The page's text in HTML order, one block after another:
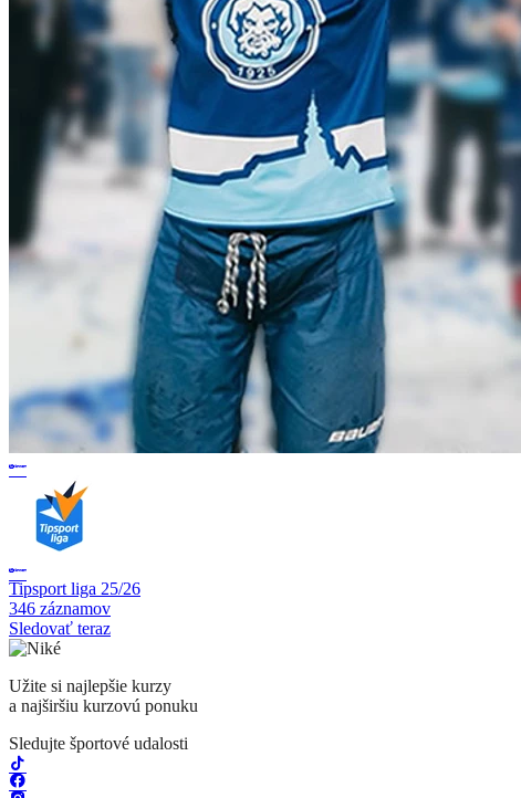
Tipsport liga 25/26
346 záznamov
Sledovať teraz
Užite si najlepšie kurzy
a najširšiu kurzovú ponuku
Sledujte športové udalosti